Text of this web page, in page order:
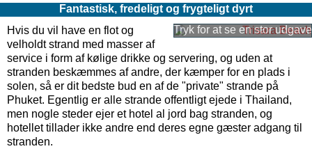
Fantastisk, fredeligt og frygteligt dyrt
Hvis du vil have en flot og
velholdt strand med masser af
service i form af kølige drikke og servering, og uden at
stranden beskæmmes af andre, der kæmper for en plads i
solen, så er dit bedste bud en af de "private" strande på
Phuket. Egentlig er alle strande offentligt ejede i Thailand,
men nogle steder ejer et hotel al jord bag stranden, og
hotellet tillader ikke andre end deres egne gæster adgang til
stranden.